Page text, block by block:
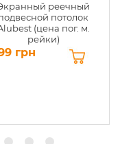
реечный
потолок
(цена пог. м.
рейки)
грн